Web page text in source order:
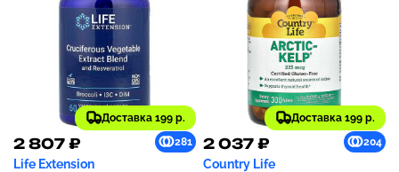
Доставка 199 р.
2 807 ₽ 281
Life Extension
Доставка 199 р.
2 037 ₽ 204
Country Life